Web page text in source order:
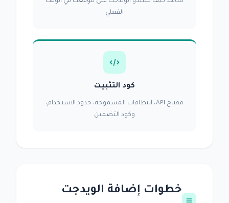
الفعلي
كود التثبيت
مفتاح API، النطاقات المسموحة، حدود الاستخدام،
وكود التضمين
خطوات إضافة الويدجت